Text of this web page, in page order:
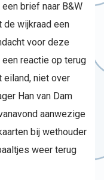
brief naar B&W
de wijkraad een
voor deze
reactie op terug
eiland, niet over
Han van Dam
aanwezige
bij wethouder
weer terug